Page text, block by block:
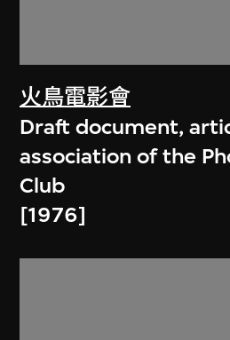
火鳥電影會
Draft document,
association of the
Club
[1976]